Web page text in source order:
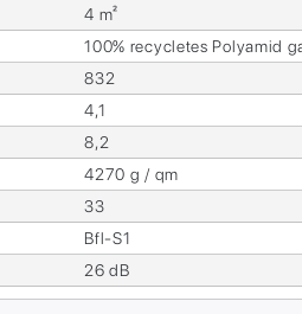
4 m²
100% re­cy­cle­tes Po­ly­amid
832
4,1
8,2
4270 g / qm
33
Bfl-S1
26 dB